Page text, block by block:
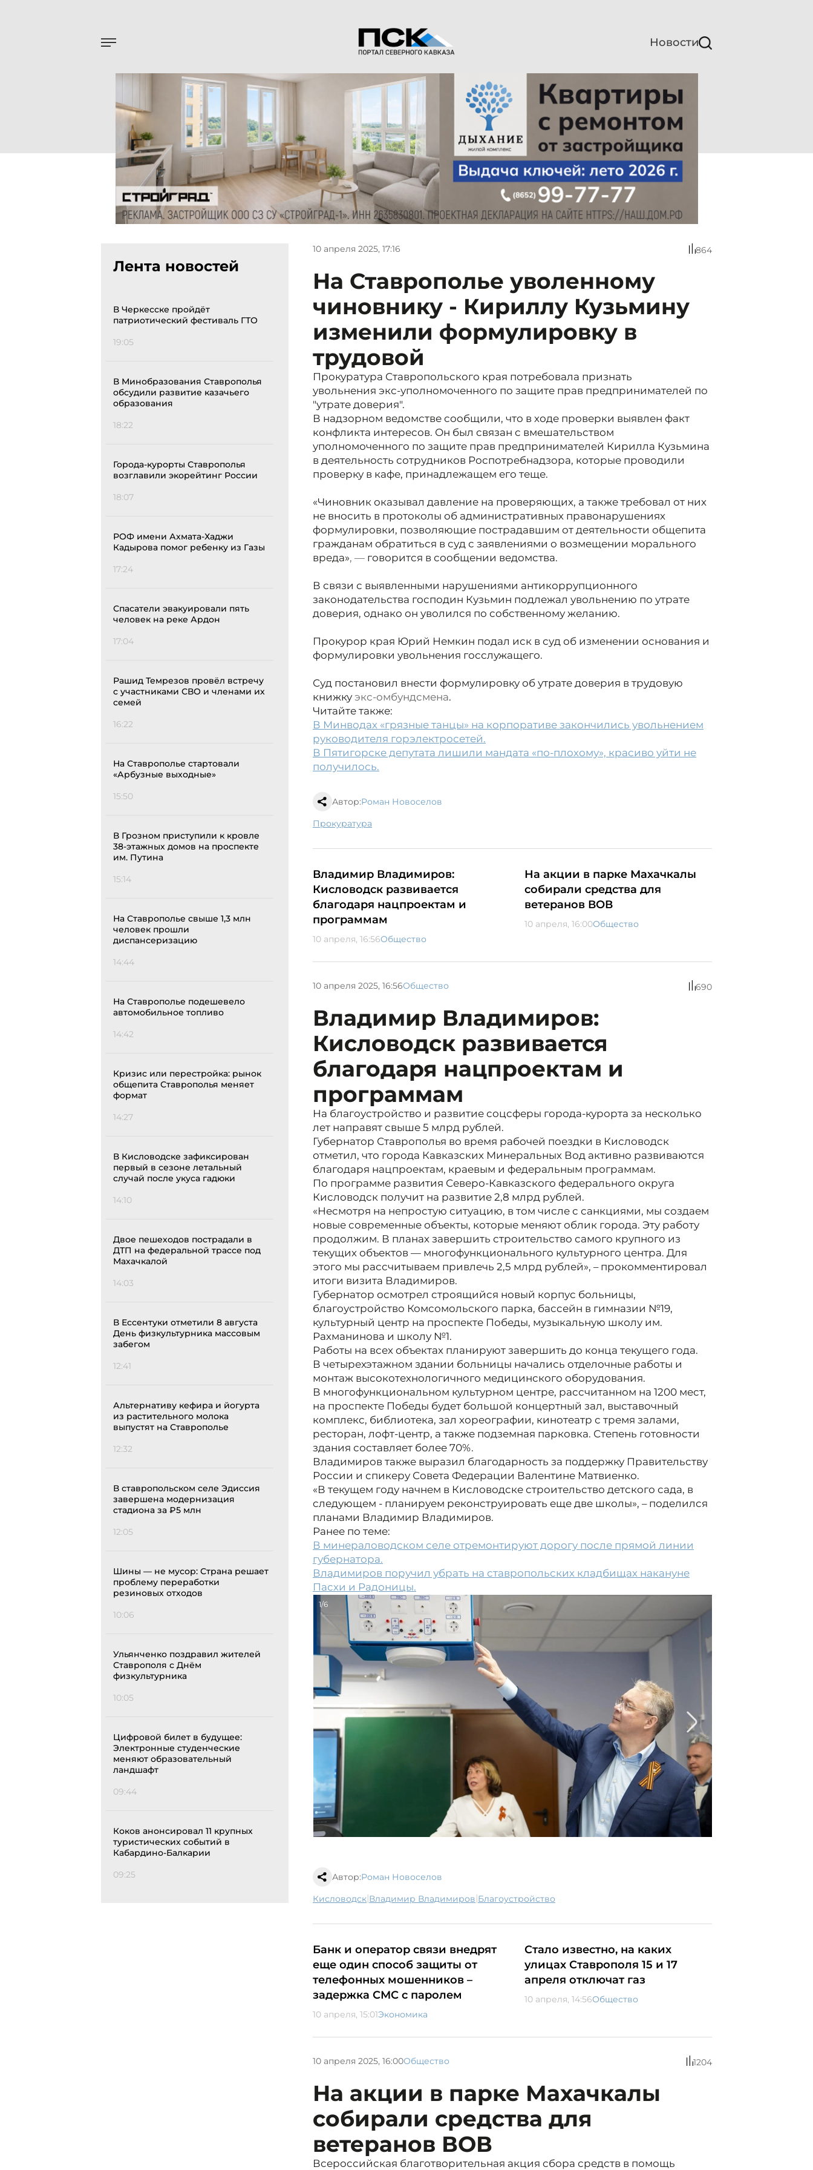
Новости
Лента новостей
В Черкесске пройдёт
патриотический фестиваль ГТО
19:05
В Минобразования Ставрополья
обсудили развитие казачьего
образования
18:22
Города-курорты Ставрополья
возглавили экорейтинг России
18:07
РОФ имени Ахмата-Хаджи
Кадырова помог ребенку из Газы
17:24
Спасатели эвакуировали пять
человек на реке Ардон
17:04
Рашид Темрезов провёл встречу
с участниками СВО и членами их
семей
16:22
На Ставрополье стартовали
«Арбузные выходные»
15:50
В Грозном приступили к кровле
38-этажных домов на проспекте
им. Путина
15:14
На Ставрополье свыше 1,3 млн
человек прошли
диспансеризацию
14:44
На Ставрополье подешевело
автомобильное топливо
14:42
Кризис или перестройка: рынок
общепита Ставрополья меняет
формат
14:27
В Кисловодске зафиксирован
первый в сезоне летальный
случай после укуса гадюки
14:10
Двое пешеходов пострадали в
ДТП на федеральной трассе под
Махачкалой
14:03
В Ессентуки отметили 8 августа
День физкультурника массовым
забегом
12:41
Альтернативу кефира и йогурта
из растительного молока
выпустят на Ставрополье
12:32
В ставропольском селе Эдиссия
завершена модернизация
стадиона за ₽5 млн
12:05
Шины — не мусор: Страна решает
проблему переработки
резиновых отходов
10:06
Ульянченко поздравил жителей
Ставрополя с Днём
физкультурника
10:05
Цифровой билет в будущее:
Электронные студенческие
меняют образовательный
ландшафт
09:44
Коков анонсировал 11 крупных
туристических событий в
Кабардино-Балкарии
09:25
10 апреля 2025, 17:16 864
На Ставрополье уволенному
чиновнику - Кириллу Кузьмину
изменили формулировку в
трудовой
Прокуратура Ставропольского края потребовала признать
увольнения экс-уполномоченного по защите прав предпринимателей по
"утрате доверия".
В надзорном ведомстве сообщили, что в ходе проверки выявлен факт
конфликта интересов. Он был связан с вмешательством
уполномоченного по защите прав предпринимателей Кирилла Кузьмина
в деятельность сотрудников Роспотребнадзора, которые проводили
проверку в кафе, принадлежащем его теще.
«Чиновник оказывал давление на проверяющих, а также требовал от них
не вносить в протоколы об административных правонарушениях
формулировки, позволяющие пострадавшим от деятельности общепита
гражданам обратиться в суд с заявлениями о возмещении морального
вреда», — говорится в сообщении ведомства.
В связи с выявленными нарушениями антикоррупционного
законодательства господин Кузьмин подлежал увольнению по утрате
доверия, однако он уволился по собственному желанию.
Прокурор края Юрий Немкин подал иск в суд об изменении основания и
формулировки увольнения госслужащего.
Суд постановил внести формулировку об утрате доверия в трудовую
книжку экс-омбундсмена.
Читайте также:
В Минводах «грязные танцы» на корпоративе закончились увольнением
руководителя горэлектросетей.
В Пятигорске депутата лишили мандата «по-плохому», красиво уйти не
получилось.
Автор:Роман Новоселов
прокуратура
Владимир Владимиров:
Кисловодск развивается
благодаря нацпроектам и
программам
10 апреля, 16:56Общество
На акции в парке Махачкалы
собирали средства для
ветеранов ВОВ
10 апреля, 16:00Общество
10 апреля 2025, 16:56Общество 690
Владимир Владимиров:
Кисловодск развивается
благодаря нацпроектам и
программам
На благоустройство и развитие соцсферы города-курорта за несколько
лет направят свыше 5 млрд рублей.
Губернатор Ставрополья во время рабочей поездки в Кисловодск
отметил, что города Кавказских Минеральных Вод активно развиваются
благодаря нацпроектам, краевым и федеральным программам.
По программе развития Северо-Кавказского федерального округа
Кисловодск получит на развитие 2,8 млрд рублей.
«Несмотря на непростую ситуацию, в том числе с санкциями, мы создаем
новые современные объекты, которые меняют облик города. Эту работу
продолжим. В планах завершить строительство самого крупного из
текущих объектов — многофункционального культурного центра. Для
этого мы рассчитываем привлечь 2,5 млрд рублей», – прокомментировал
итоги визита Владимиров.
Губернатор осмотрел строящийся новый корпус больницы,
благоустройство Комсомольского парка, бассейн в гимназии №19,
культурный центр на проспекте Победы, музыкальную школу им.
Рахманинова и школу №1.
Работы на всех объектах планируют завершить до конца текущего года.
В четырехэтажном здании больницы начались отделочные работы и
монтаж высокотехнологичного медицинского оборудования.
В многофункциональном культурном центре, рассчитанном на 1200 мест,
на проспекте Победы будет большой концертный зал, выставочный
комплекс, библиотека, зал хореографии, кинотеатр с тремя залами,
ресторан, лофт-центр, а также подземная парковка. Степень готовности
здания составляет более 70%.
Владимиров также выразил благодарность за поддержку Правительству
России и спикеру Совета Федерации Валентине Матвиенко.
«В текущем году начнем в Кисловодске строительство детского сада, в
следующем - планируем реконструировать еще две школы», – поделился
планами Владимир Владимиров.
Ранее по теме:
В минераловодском селе отремонтируют дорогу после прямой линии
губернатора.
Владимиров поручил убрать на ставропольских кладбищах накануне
Пасхи и Радоницы.
1/6
Автор:Роман Новоселов
Кисловодск| Владимир Владимиров| благоустройство
Банк и оператор связи внедрят
еще один способ защиты от
телефонных мошенников –
задержка СМС с паролем
10 апреля, 15:01Экономика
Стало известно, на каких
улицах Ставрополя 15 и 17
апреля отключат газ
10 апреля, 14:56Общество
10 апреля 2025, 16:00Общество 1204
На акции в парке Махачкалы
собирали средства для
ветеранов ВОВ
Всероссийская благотворительная акция сбора средств в помощь